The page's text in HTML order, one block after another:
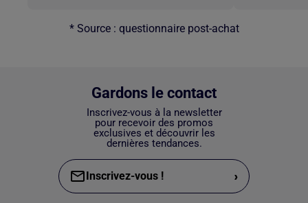
* Source : questionnaire post-achat
Gardons le contact
Inscrivez-vous à la newsletter
pour recevoir des promos
exclusives et découvrir les
dernières tendances.
Inscrivez-vous ! ›